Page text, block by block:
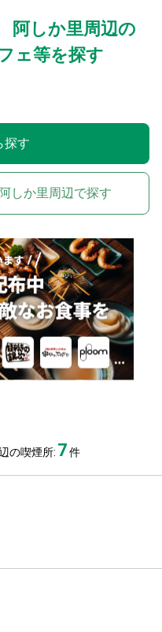
しか里周辺の
ェ等を探す
探す
か里周辺で探す
の喫煙所: 7件